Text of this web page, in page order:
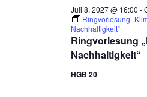
Ringvorlesung
Nachhaltigkeit“
Juli 8, 2027 @ 16:00 -
Ringvorlesung
Nachhaltigkeit“
HGB 20